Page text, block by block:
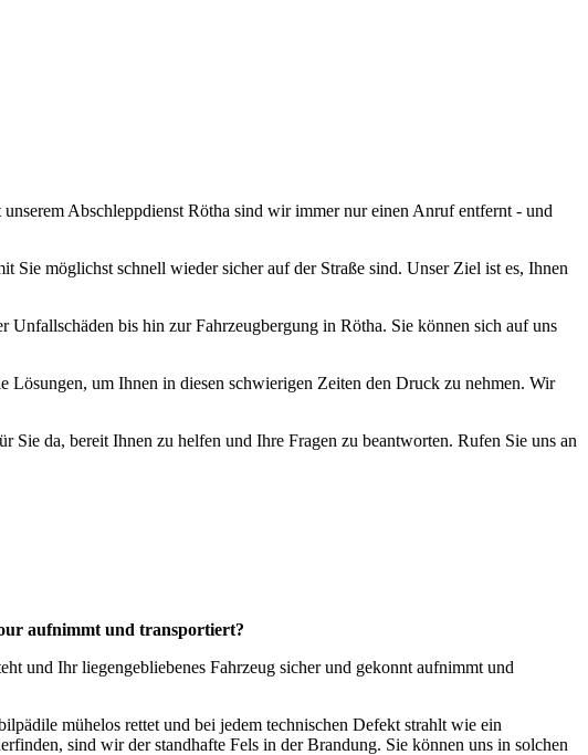
Abschleppdienst Rötha sind wir immer nur einen Anruf entfernt - und
möglichst schnell wieder sicher auf der Straße sind. Unser Ziel ist es, Ihnen
bis hin zur Fahrzeugbergung in Rötha. Sie können sich auf uns
Lösungen, um Ihnen in diesen schwierigen Zeiten den Druck zu nehmen. Wir
da, bereit Ihnen zu helfen und Ihre Fragen zu beantworten. Rufen Sie uns an
aufnimmt und transportiert?
und Ihr liegengebliebenes Fahrzeug sicher und gekonnt aufnimmt und
mühelos rettet und bei jedem technischen Defekt strahlt wie ein
sind wir der standhafte Fels in der Brandung. Sie können uns in solchen